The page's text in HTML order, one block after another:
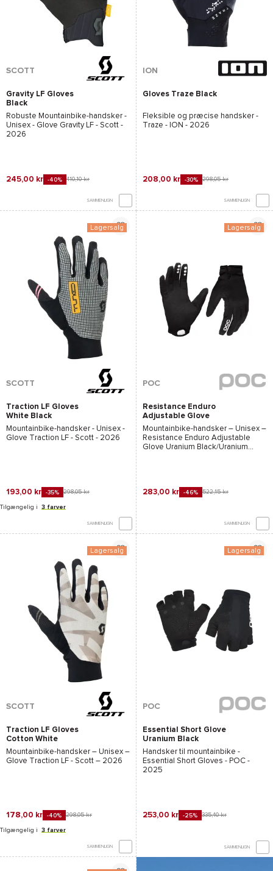
SCOTT
Gravity LF Gloves
Black
Robuste Mountainbike-handsker -
Unisex - Glove Gravity LF - Scott -
2026
245,00 kr -40% 410,10 kr
SAMMENLIGN
ION
Gloves Traze Black
Fleksible og præcise handsker -
Traze - ION - 2026
208,00 kr -30% 298,05 kr
SAMMENLIGN
Lagersalg
SCOTT
Traction LF Gloves
White Black
Mountainbike-handsker - Unisex -
Glove Traction LF - Scott - 2026
193,00 kr -35% 298,05 kr
Tilgængelig i 3 farver
SAMMENLIGN
Lagersalg
POC
Resistance Enduro
Adjustable Glove
Uranium
black/Uranium Black
Mountainbike-handsker – Unisex –
Resistance Enduro Adjustable
Glove Uranium Black/Uranium
283,00 kr -46% 522,15 kr
SAMMENLIGN
Lagersalg
SCOTT
Traction LF Gloves
Cotton White
Mountainbike-handsker – Unisex –
Glove Traction LF - Scott – 2026
178,00 kr -40% 298,05 kr
Tilgængelig i 3 farver
SAMMENLIGN
Lagersalg
POC
Essential Short Glove
Uranium Black
Handsker til mountainbike -
Essential Short Gloves - POC -
2025
253,00 kr -25% 335,40 kr
SAMMENLIGN